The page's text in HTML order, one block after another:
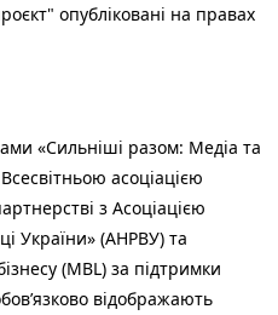
опубліковані на правах
«Сильніші разом: Медіа та
асоціацією
з Асоціацією
України» (АНРВУ) та
(MBL) за підтримки
відображають